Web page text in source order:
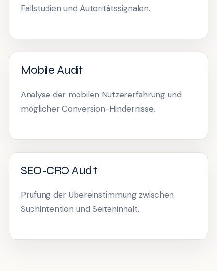
Fallstudien und Autoritätssignalen.
Mobile Audit
Analyse der mobilen Nutzererfahrung und
möglicher Conversion-Hindernisse.
SEO-CRO Audit
Prüfung der Übereinstimmung zwischen
Suchintention und Seiteninhalt.